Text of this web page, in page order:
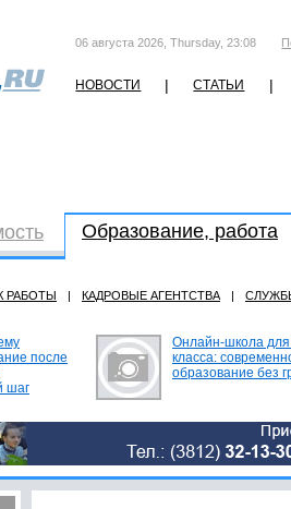
06 августа 2026, Thursday, 23:08
НОВОСТИ | СТАТЬИ |
Образование, работа
РАБОТЫ | КАДРОВЫЕ АГЕНТСТВА |
после
шаг
Онлайн-школа
класса:
образование без